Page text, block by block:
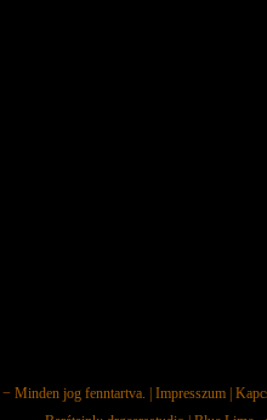
− Minden jog fenntartva. | Impresszum